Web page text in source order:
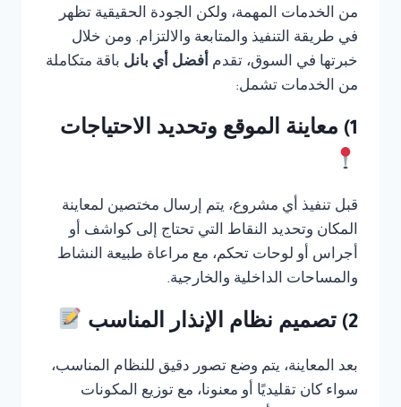
من الخدمات المهمة، ولكن الجودة الحقيقية تظهر
في طريقة التنفيذ والمتابعة والالتزام. ومن خلال
خبرتها في السوق، تقدم أفضل أي بانل باقة متكاملة
من الخدمات تشمل:
1) معاينة الموقع وتحديد الاحتياجات
قبل تنفيذ أي مشروع، يتم إرسال مختصين لمعاينة
المكان وتحديد النقاط التي تحتاج إلى كواشف أو
أجراس أو لوحات تحكم، مع مراعاة طبيعة النشاط
والمساحات الداخلية والخارجية.
2) تصميم نظام الإنذار المناسب
بعد المعاينة، يتم وضع تصور دقيق للنظام المناسب،
سواء كان تقليديًا أو معنونا، مع توزيع المكونات